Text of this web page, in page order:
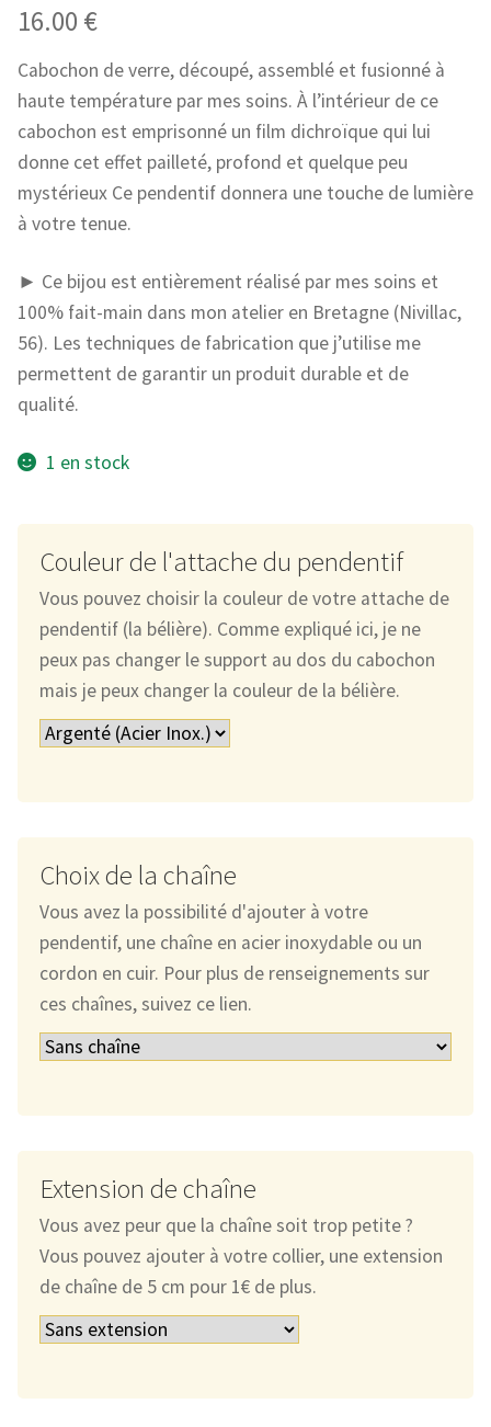
16.00 €
Cabochon de verre, découpé, assemblé et fusionné à
haute température par mes soins. À l’intérieur de ce
cabochon est emprisonné un film dichroïque qui lui
donne cet effet pailleté, profond et quelque peu
mystérieux Ce pendentif donnera une touche de lumière
à votre tenue.
► Ce bijou est entièrement réalisé par mes soins et
100% fait-main dans mon atelier en Bretagne (Nivillac,
56). Les techniques de fabrication que j’utilise me
permettent de garantir un produit durable et de
qualité.
1 en stock
Couleur de l'attache du pendentif
Vous pouvez choisir la couleur de votre attache de
pendentif (la bélière). Comme expliqué ici, je ne
peux pas changer le support au dos du cabochon
mais je peux changer la couleur de la bélière.
Choix de la chaîne
Vous avez la possibilité d'ajouter à votre
pendentif, une chaîne en acier inoxydable ou un
cordon en cuir. Pour plus de renseignements sur
ces chaînes, suivez ce lien.
Extension de chaîne
Vous avez peur que la chaîne soit trop petite ?
Vous pouvez ajouter à votre collier, une extension
de chaîne de 5 cm pour 1€ de plus.